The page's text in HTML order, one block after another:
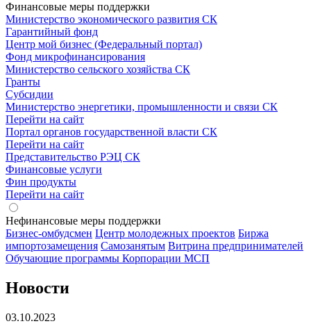
Финансовые меры поддержки
Министерство экономического развития СК
Гарантийный фонд
Центр мой бизнес (Федеральный портал)
Фонд микрофинансирования
Министерство сельского хозяйства СК
Гранты
Субсидии
Министерство энергетики, промышленности и связи СК
Перейти на сайт
Портал органов государственной власти СК
Перейти на сайт
Представительство РЭЦ СК
Финансовые услуги
Фин продукты
Перейти на сайт
Нефинансовые меры поддержки
Бизнес-омбудсмен Центр молодежных проектов Биржа
импортозамещения Cамозанятым Витрина предпринимателей
Обучающие программы Корпорации МСП
Новости
03.10.2023